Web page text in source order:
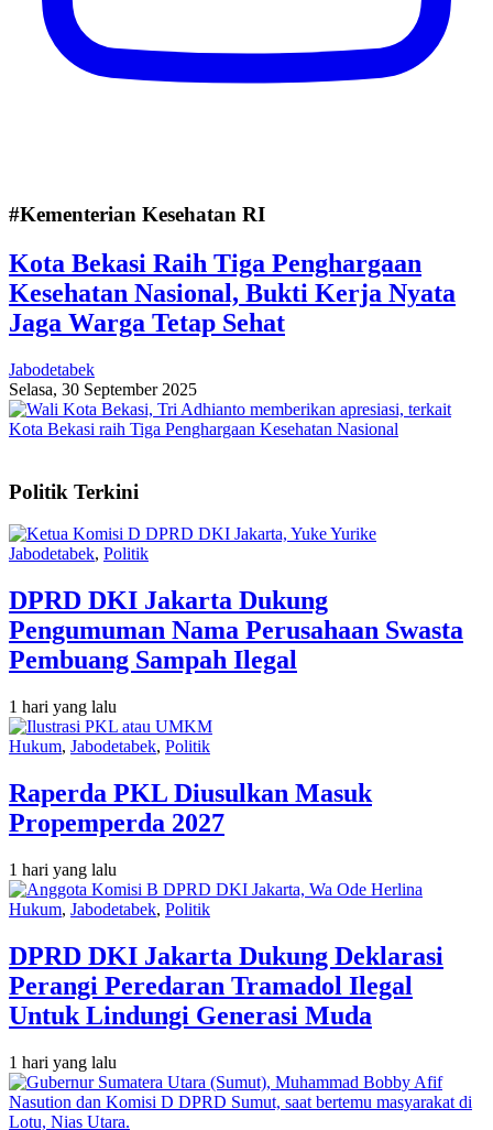
#Kementerian Kesehatan RI
Kota Bekasi Raih Tiga Penghargaan
Kesehatan Nasional, Bukti Kerja Nyata
Jaga Warga Tetap Sehat
Jabodetabek
Selasa, 30 September 2025
Politik Terkini
Jabodetabek, Politik
DPRD DKI Jakarta Dukung
Pengumuman Nama Perusahaan Swasta
Pembuang Sampah Ilegal
1 hari yang lalu
Hukum, Jabodetabek, Politik
Raperda PKL Diusulkan Masuk
Propemperda 2027
1 hari yang lalu
Hukum, Jabodetabek, Politik
DPRD DKI Jakarta Dukung Deklarasi
Perangi Peredaran Tramadol Ilegal
Untuk Lindungi Generasi Muda
1 hari yang lalu